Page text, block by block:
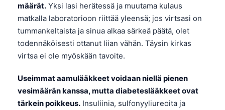
määrät. Yksi lasi herätessä ja muutama kulaus
matkalla laboratorioon riittää yleensä; jos virtsasi on
tummankeltaista ja sinua alkaa särkeä päätä, olet
todennäköisesti ottanut liian vähän. Täysin kirkas
virtsa ei ole myöskään tavoite.
Useimmat aamulääkkeet voidaan niellä pienen
vesimäärän kanssa, mutta diabeteslääkkeet ovat
tärkein poikkeus. Insuliinia, sulfonyyliureoita ja
Русский
Lietuvių kalba
한국어
Slovenščina
Magyar
Shqip